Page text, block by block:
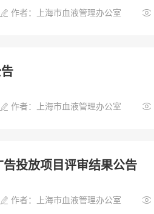
 作者：上海市血液管理办公室 
 作者：上海市血液管理办公室 
投放项目评审结果公告
 作者：上海市血液管理办公室 